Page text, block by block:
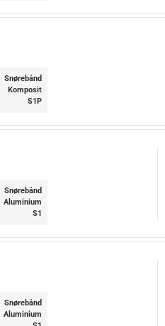
Snørebånd
Komposit
S1P
Snørebånd
Aluminium
S1
Snørebånd
Aluminium